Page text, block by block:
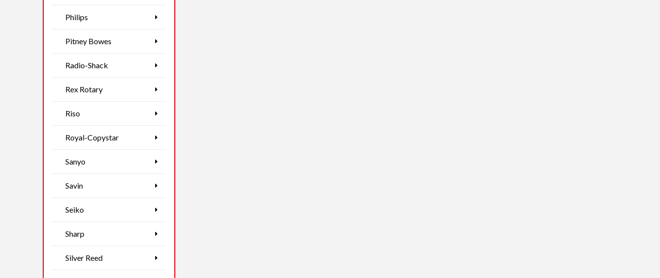
Philips
Pitney Bowes
Radio-Shack
Rex Rotary
Riso
Royal-Copystar
Sanyo
Savin
Seiko
Sharp
Silver Reed